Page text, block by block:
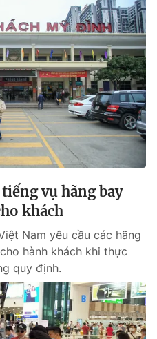
vụ hãng bay
khách
Nam yêu cầu các hãng
hành khách khi thực
quy định.